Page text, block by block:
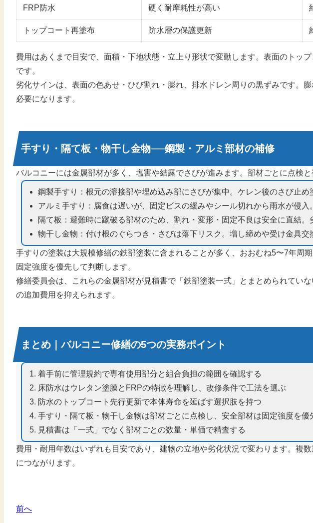
FRP防水 硬く耐摩耗性が高い
トップコート再塗布 防水層の保護更新
費用はあくまで目安で、面積・下地状態・立上り形状で変動します。表面のトッ
です。
劣化サインは、表面の色あせ・ひび割れ・膨れ、排水ドレン周りの黒ずみです。
必要になります。
手すり・隔て板・物干し金物──鋼製・アルミ部材の補修
バルコニーには金属部材が多く、塩害や結露でさびが進みます。部材ごとに点検と
鋼製手すり：根元の溶接部や埋め込み部にさびが集中。ケレン後のさび止
アルミ手すり：腐食は遅いが、固定ビスの緩みやシール切れから雨水が侵
隔て板：避難時に蹴破る部材のため、割れ・変形・固定不良は安全に直結。
物干し金物：付け根のぐらつき・さびは落下リスク。増し締めや受け金具交
手すりの塗装は大規模修繕の鉄部塗装に含まれることが多く、おおむね5〜7年周
固定強度を優先して判断します。
修繕委員会は、これらの金属部材が見積書で「鉄部塗装一式」とまとめられてい
の追加費用を抑えられます。
まとめ｜バルコニー修繕の5つの実務ポイント
着手前に管理規約で専有使用部分と組合負担の範囲を確認する
床防水はウレタン塗膜とFRPの特徴を理解し、改修条件で工法を選ぶ
防水のトップコート先行更新で本体寿命を延ばす選択肢を持つ
手すり・隔て板・物干し金物は部材ごとに点検し、安全部材は固定強度を優
見積書は「一式」でなく部材ごとの数量・単価で精査する
費用・耐用年数はいずれも目安であり、建物の立地や劣化状況で変わります。複
につながります。
前へ